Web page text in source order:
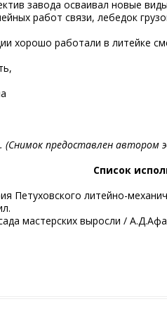
завода осваивал новые
работ связи, лебедок
хорошо работали в литейке
предоставлен автором
Список
Петуховского литейно-
мастерских выросли /